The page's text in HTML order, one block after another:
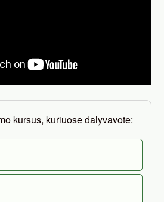
kursus, kuriuose dalyvavote: